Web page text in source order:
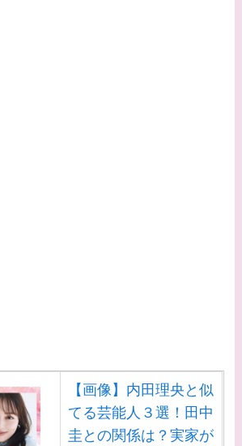
【画像】内田理央と似
てる芸能人３選！田中
圭との関係は？実家が